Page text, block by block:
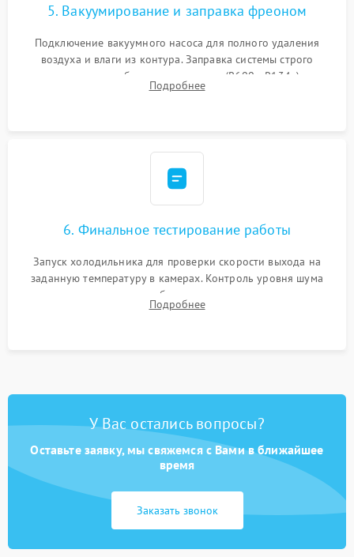
5. Вакуумирование и заправка фреоном
Подключение вакуумного насоса для полного удаления
воздуха и влаги из контура. Заправка системы строго
дозированным объемом хладагента (R600a, R134a) по
электронным весам. Контроль рабочего давления в системе.
Подробнее
6. Финальное тестирование работы
Запуск холодильника для проверки скорости выхода на
заданную температуру в камерах. Контроль уровня шума
компрессора, отсутствия обмерзания стенок и корректного
срабатывания системы автоматической оттайки.
Подробнее
У Вас остались вопросы?
Оставьте заявку, мы свяжемся с Вами в ближайшее
время
Заказать звонок